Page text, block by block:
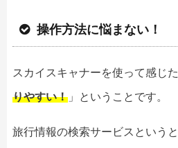
操作方法に悩まない！
スカイスキャナーを使って感じ
りやすい！ 」ということです。
旅行情報の検索サービスという